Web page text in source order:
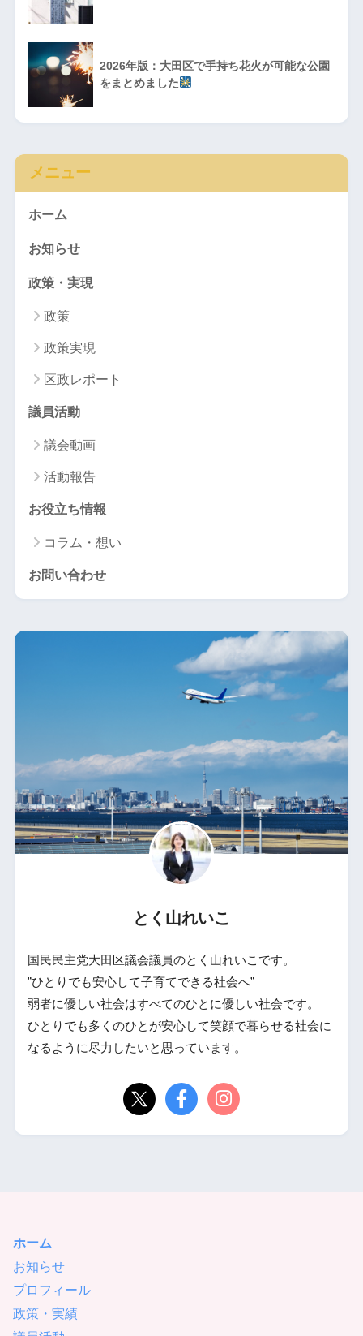
2026年版：大田区で手持ち花火が可能な公園
をまとめました
メニュー
ホーム
お知らせ
政策・実現
政策
政策実現
区政レポート
議員活動
議会動画
活動報告
お役立ち情報
コラム・想い
お問い合わせ
とく山れいこ
国民民主党大田区議会議員のとく山れいこです。
”ひとりでも安心して子育てできる社会へ”
弱者に優しい社会はすべてのひとに優しい社会です。
ひとりでも多くのひとが安心して笑顔で暮らせる社会に
なるように尽力したいと思っています。
ホーム
お知らせ
プロフィール
政策・実績